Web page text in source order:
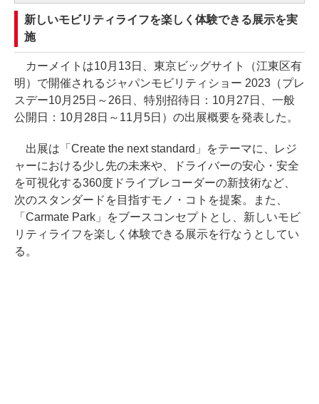
新しいモビリティライフを楽しく体験できる展示を実
施
カーメイトは10月13日、東京ビッグサイト（江東区有
明）で開催されるジャパンモビリティショー 2023（プレ
スデー10月25日～26日、特別招待日：10月27日、一般
公開日：10月28日～11月5日）の出展概要を発表した。
出展は「Create the next standard」をテーマに、レジ
ャーにおける少し先の未来や、ドライバーの安心・安全
を可視化する360度ドライブレコーダーの新技術など、
次のスタンダードを目指すモノ・コトを提案。また、
「Carmate Park」をブースコンセプトとし、新しいモビ
リティライフを楽しく体験できる展示を行なうとしてい
る。